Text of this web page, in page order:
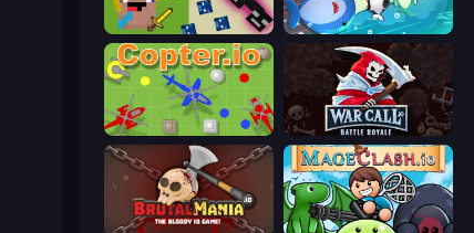
CrazySteve.io Stabfish.io
Copter.io WarCall.io